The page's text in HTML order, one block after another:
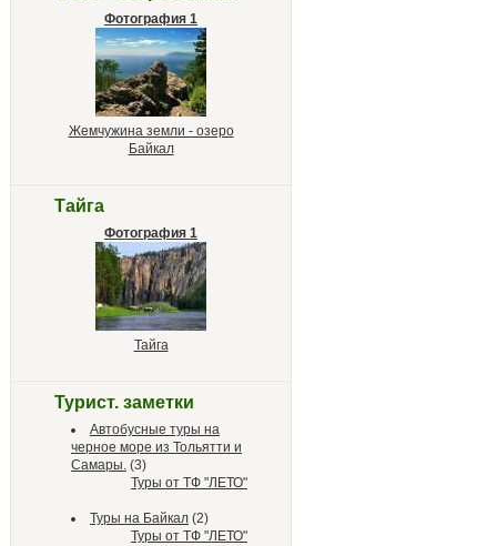
Фотография 1
Жемчужина земли - озеро
Байкал
Тайга
Фотография 1
Тайга
Турист. заметки
Автобусные туры на
черное море из Тольятти и
Самары. (3)
Туры от ТФ "ЛЕТО"
Туры на Байкал (2)
Туры от ТФ "ЛЕТО"